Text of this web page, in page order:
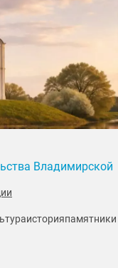
Владимирской
историяпамятники